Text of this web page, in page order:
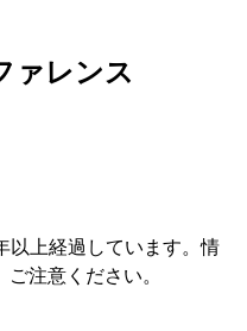
ァレンス
以上経過しています。情
注意ください。